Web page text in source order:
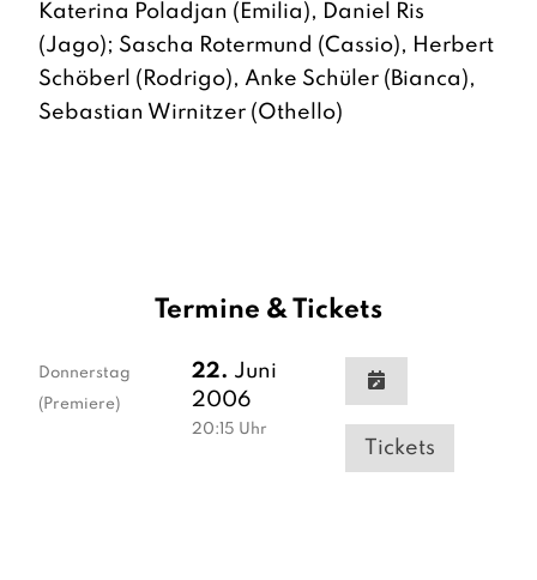
Katerina Poladjan (Emilia), Daniel Ris
(Jago); Sascha Rotermund (Cassio), Herbert
Schöberl (Rodrigo), Anke Schüler (Bianca),
Sebastian Wirnitzer (Othello)
Termine & Tickets
Donnerstag
(Premiere)
22. Juni
2006
20:15 Uhr
Tickets